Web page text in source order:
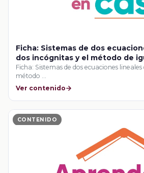
Ficha: Sistemas de dos
dos incógnitas y el método de
Ficha: Sistemas de dos ecuaciones
método …
Ver contenido
CONTENIDO